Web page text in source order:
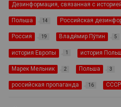
Дезинформация, связанная с
Польша 14 Российская
Россия 19 Влади́мир Пу́тин 5
история Европы 1 история
Марек Мельник 2 Польша 3
российская пропаганда 16 СССР